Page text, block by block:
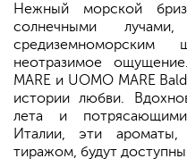
Нежный морской
солнечными
неотразимое
MARE и UOMO MARE
истории любви.
лета и
Италии, эти ароматы,
тиражом, будут